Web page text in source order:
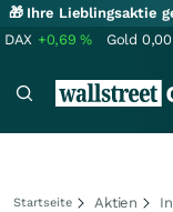
🎁 Ihre Lieblingsaktie
DAX +0,69% Gold 0,00
Startseite Aktien